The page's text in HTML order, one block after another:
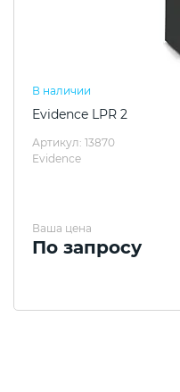
В наличии
Evidence LPR 2
Артикул: 13870
Evidence
Ваша цена
По запросу